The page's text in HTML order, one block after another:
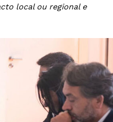
local ou regional e